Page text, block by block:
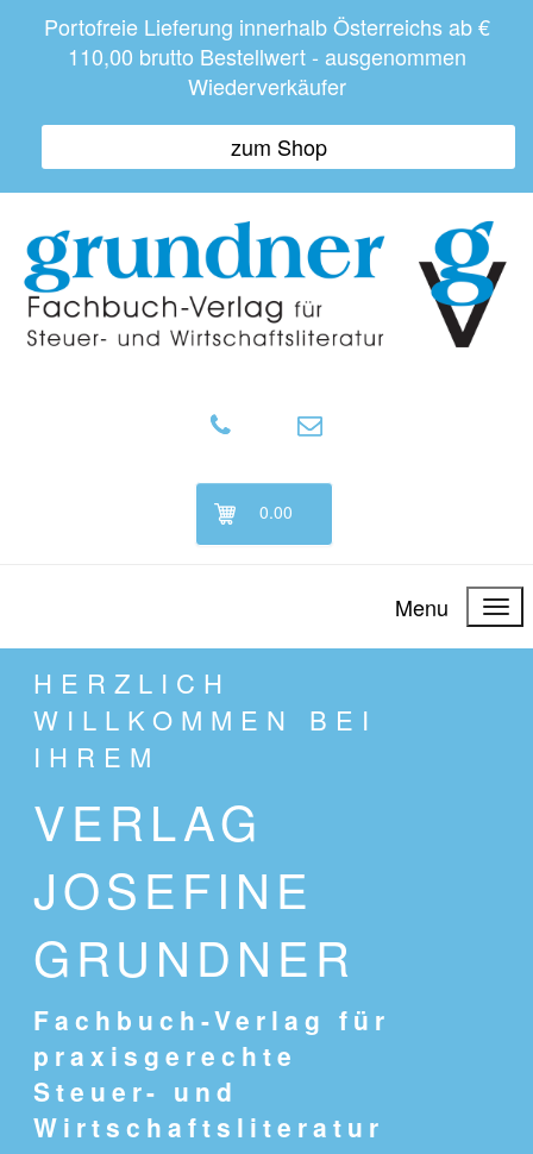
Portofreie Lieferung innerhalb Österreichs ab €
110,00 brutto Bestellwert - ausgenommen
Wiederverkäufer
zum Shop
0.00
Menu
HERZLICH
WILLKOMMEN BEI
IHREM
VERLAG
JOSEFINE
GRUNDNER
Fachbuch-Verlag für
praxisgerechte
Steuer- und
Wirtschaftsliteratur